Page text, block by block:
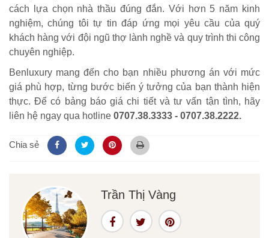
cách lựa chọn nhà thầu đúng đắn. Với hơn 5 năm kinh
nghiệm, chúng tôi tự tin đáp ứng mọi yêu cầu của quý
khách hàng với đội ngũ thợ lành nghề và quy trình thi công
chuyên nghiệp.
Benluxury mang đến cho bạn nhiều phương án với mức
giá phù hợp, từng bước biến ý tưởng của bạn thành hiện
thực. Để có bảng báo giá chi tiết và tư vấn tận tình, hãy
liên hệ ngay qua hotline 0707.38.3333 - 0707.38.2222.
Chia sẻ
Trần Thị Vàng